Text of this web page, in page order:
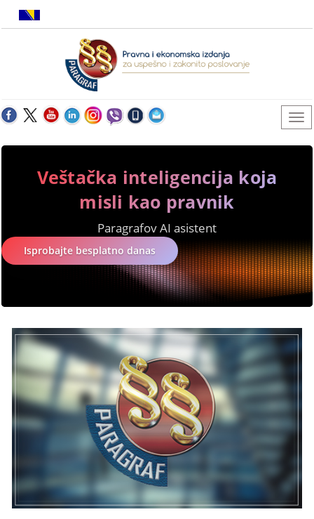
Veštačka inteligencija koja
misli kao pravnik
Paragrafov AI asistent
Isprobajte besplatno danas